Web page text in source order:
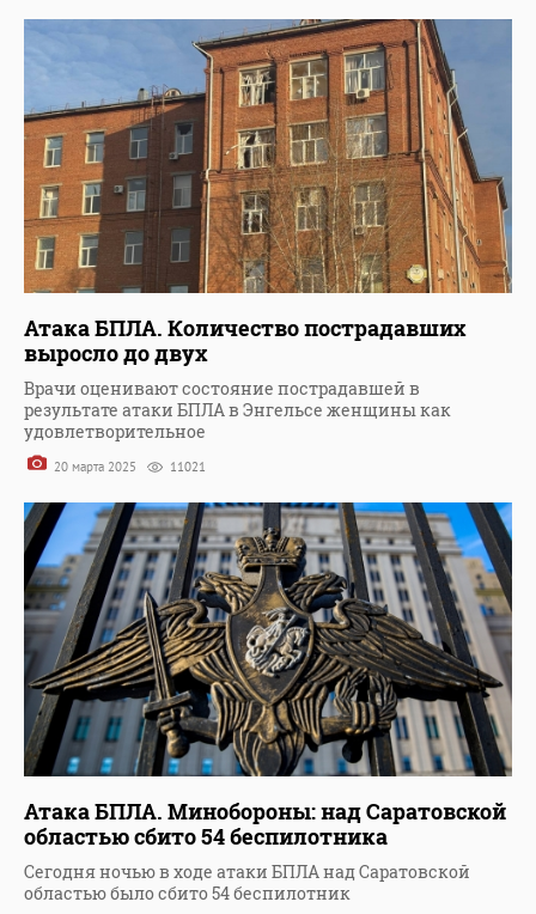
Атака БПЛА. Количество пострадавших
выросло до двух
Врачи оценивают состояние пострадавшей в
результате атаки БПЛА в Энгельсе женщины как
удовлетворительное
20 марта 2025 11021
Атака БПЛА. Минобороны: над Саратовской
областью сбито 54 беспилотника
Сегодня ночью в ходе атаки БПЛА над Саратовской
областью было сбито 54 беспилотник